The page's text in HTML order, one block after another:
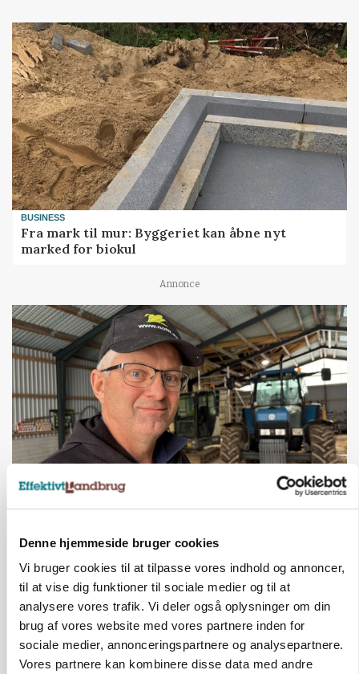
Denne hjemmeside bruger cookies
Vi bruger cookies til at tilpasse vores indhold og annoncer,
til at vise dig funktioner til sociale medier og til at
analysere vores trafik. Vi deler også oplysninger om din
brug af vores website med vores partnere inden for
sociale medier, annonceringspartnere og analysepartnere.
Vores partnere kan kombinere disse data med andre
BUSINESS
Fra mark til mur: Byggeriet kan åbne nyt
marked for biokul
Annonce
gødskningslov
Annonce
Folketinget behandler ny gødskningslov: Sådan
kan den ændre din bedrift fra 2027